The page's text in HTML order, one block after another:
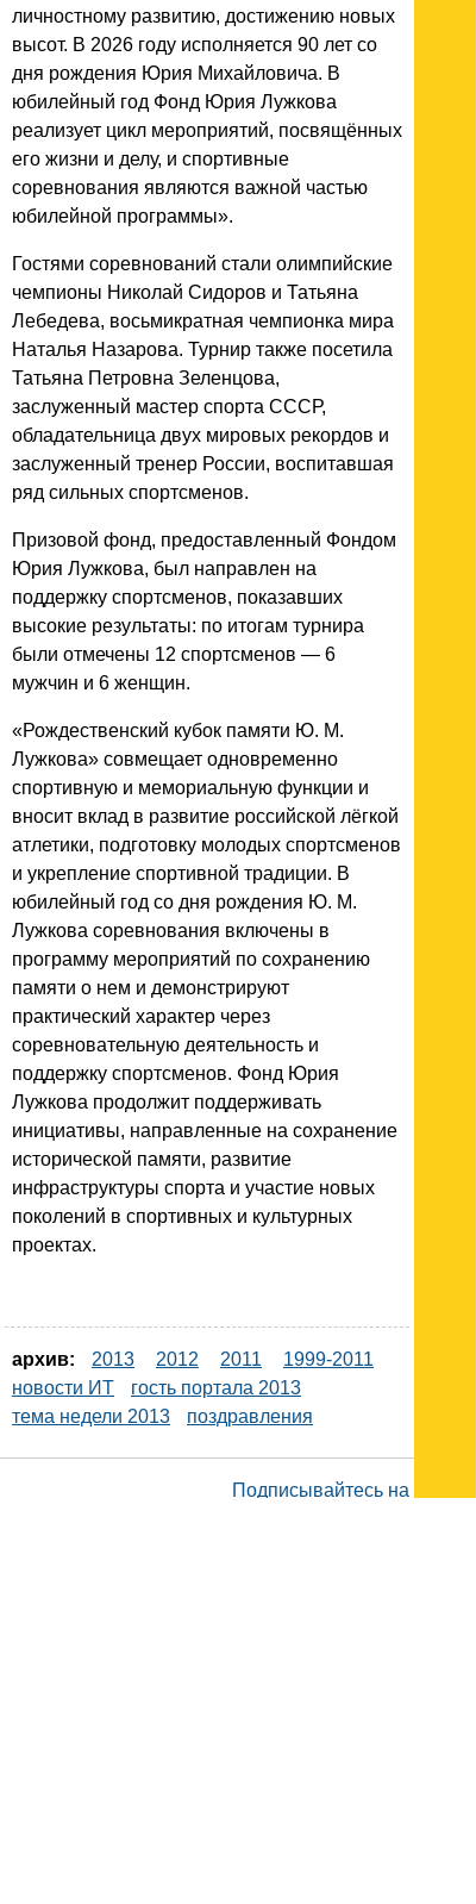
личностному развитию, достижению новых
высот. В 2026 году исполняется 90 лет со
дня рождения Юрия Михайловича. В
юбилейный год Фонд Юрия Лужкова
реализует цикл мероприятий, посвящённых
его жизни и делу, и спортивные
соревнования являются важной частью
юбилейной программы».
Гостями соревнований стали олимпийские
чемпионы Николай Сидоров и Татьяна
Лебедева, восьмикратная чемпионка мира
Наталья Назарова. Турнир также посетила
Татьяна Петровна Зеленцова,
заслуженный мастер спорта СССР,
обладательница двух мировых рекордов и
заслуженный тренер России, воспитавшая
ряд сильных спортсменов.
Призовой фонд, предоставленный Фондом
Юрия Лужкова, был направлен на
поддержку спортсменов, показавших
высокие результаты: по итогам турнира
были отмечены 12 спортсменов — 6
мужчин и 6 женщин.
«Рождественский кубок памяти Ю. М.
Лужкова» совмещает одновременно
спортивную и мемориальную функции и
вносит вклад в развитие российской лёгкой
атлетики, подготовку молодых спортсменов
и укрепление спортивной традиции. В
юбилейный год со дня рождения Ю. М.
Лужкова соревнования включены в
программу мероприятий по сохранению
памяти о нем и демонстрируют
практический характер через
соревновательную деятельность и
поддержку спортсменов. Фонд Юрия
Лужкова продолжит поддерживать
инициативы, направленные на сохранение
исторической памяти, развитие
инфраструктуры спорта и участие новых
поколений в спортивных и культурных
проектах.
архив: 2013 2012 2011
1999-2011
новости ИТ
гость портала 2013
тема недели 2013
поздравления
Подписывайтесь на наш